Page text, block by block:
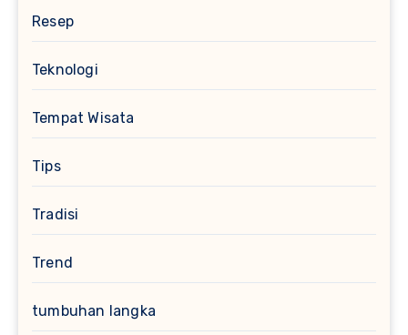
Resep
Teknologi
Tempat Wisata
Tips
Tradisi
Trend
tumbuhan langka